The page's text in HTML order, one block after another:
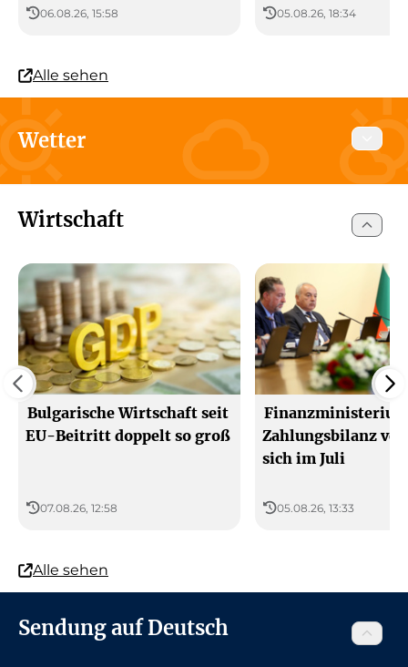
06.08.26, 15:58 05.08.26, 18:34
Alle sehen
Wetter
Heute 10 August 2026
Sofia
aktuell
30°C
Gefühlt 29°C
18:00
29°C
Gefühlt 28°C
00:00
23°C
Gefühlt 23°C
Wirtschaft
Bulgarische Wirtschaft seit
EU-Beitritt doppelt so groß
07.08.26, 12:58
Zahlungsbilanz
sich im Juli
05.08.26, 13:33
Alle sehen
Sendung auf Deutsch